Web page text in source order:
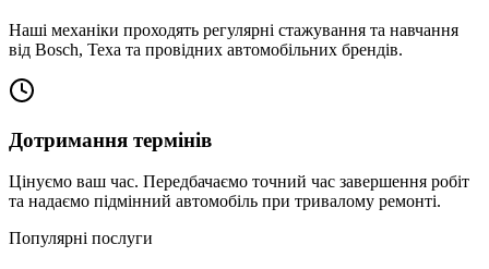
Наші механіки проходять регулярні стажування та навчання
від Bosch, Texa та провідних автомобільних брендів.
Дотримання термінів
Цінуємо ваш час. Передбачаємо точний час завершення робіт
та надаємо підмінний автомобіль при тривалому ремонті.
Популярні послуги